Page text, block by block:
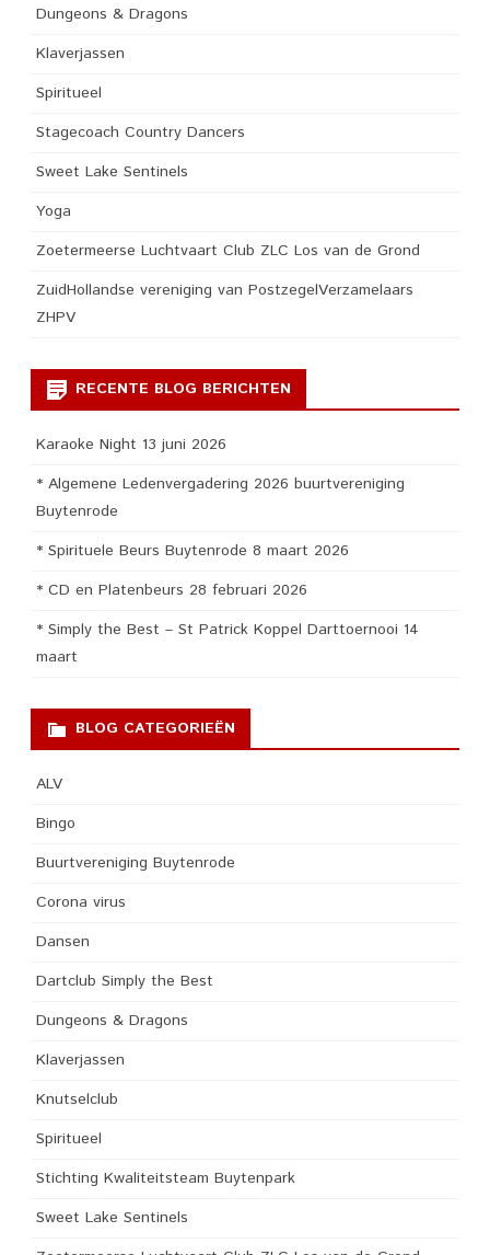
Dungeons & Dragons
Klaverjassen
Spiritueel
Stagecoach Country Dancers
Sweet Lake Sentinels
Yoga
Zoetermeerse Luchtvaart Club ZLC Los van de Grond
ZuidHollandse vereniging van PostzegelVerzamelaars
ZHPV
RECENTE BLOG BERICHTEN
Karaoke Night 13 juni 2026
* Algemene Ledenvergadering 2026 buurtvereniging
Buytenrode
* Spirituele Beurs Buytenrode 8 maart 2026
* CD en Platenbeurs 28 februari 2026
* Simply the Best – St Patrick Koppel Darttoernooi 14
maart
BLOG CATEGORIEËN
ALV
Bingo
Buurtvereniging Buytenrode
Corona virus
Dansen
Dartclub Simply the Best
Dungeons & Dragons
Klaverjassen
Knutselclub
Spiritueel
Stichting Kwaliteitsteam Buytenpark
Sweet Lake Sentinels